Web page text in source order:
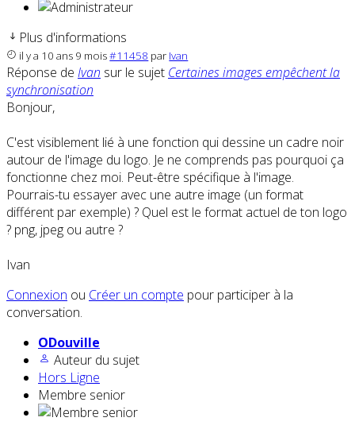
Plus d'informations
il y a 10 ans 9 mois#11458 par Ivan
Réponse de Ivan sur le sujet Certaines images empêchent la
synchronisation
Bonjour,
C'est visiblement lié à une fonction qui dessine un cadre noir
autour de l'image du logo. Je ne comprends pas pourquoi ça
fonctionne chez moi. Peut-être spécifique à l'image.
Pourrais-tu essayer avec une autre image (un format
différent par exemple) ? Quel est le format actuel de ton logo
? png, jpeg ou autre ?
Ivan
Connexion ou Créer un compte pour participer à la
conversation.
ODouville
Auteur du sujet
Hors Ligne
Membre senior